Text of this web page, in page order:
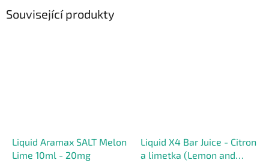
Související produkty
Liquid Aramax SALT Melon
Lime 10ml - 20mg
Liquid X4 Bar Juice - Citron
a limetka (Lemon and